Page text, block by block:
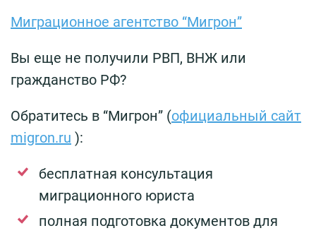
Миграционное агентство “Мигрон”
Вы еще не получили РВП, ВНЖ или
гражданство РФ?
Обратитесь в “Мигрон” (официальный сайт
migron.ru ):
бесплатная консультация
миграционного юриста
полная подготовка документов для